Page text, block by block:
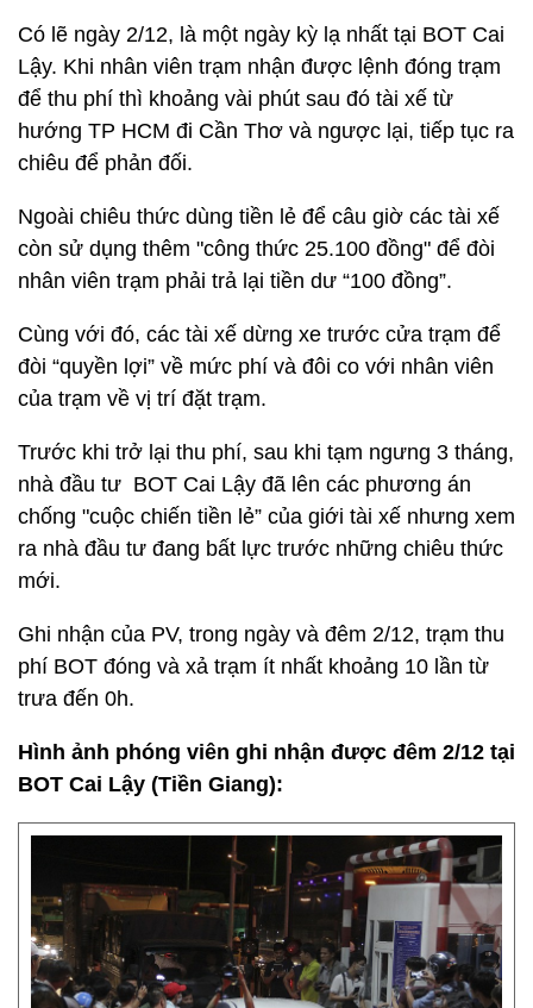
Có lẽ ngày 2/12, là một ngày kỳ lạ nhất tại BOT Cai
Lậy. Khi nhân viên trạm nhận được lệnh đóng trạm
để thu phí thì khoảng vài phút sau đó tài xế từ
hướng TP HCM đi Cần Thơ và ngược lại, tiếp tục ra
chiêu để phản đối.
Ngoài chiêu thức dùng tiền lẻ để câu giờ các tài xế
còn sử dụng thêm "công thức 25.100 đồng" để đòi
nhân viên trạm phải trả lại tiền dư “100 đồng”.
Cùng với đó, các tài xế dừng xe trước cửa trạm để
đòi “quyền lợi” về mức phí và đôi co với nhân viên
của trạm về vị trí đặt trạm.
Trước khi trở lại thu phí, sau khi tạm ngưng 3 tháng,
nhà đầu tư BOT Cai Lậy đã lên các phương án
chống "cuộc chiến tiền lẻ” của giới tài xế nhưng xem
ra nhà đầu tư đang bất lực trước những chiêu thức
mới.
Ghi nhận của PV, trong ngày và đêm 2/12, trạm thu
phí BOT đóng và xả trạm ít nhất khoảng 10 lần từ
trưa đến 0h.
Hình ảnh phóng viên ghi nhận được đêm 2/12 tại
BOT Cai Lậy (Tiền Giang):